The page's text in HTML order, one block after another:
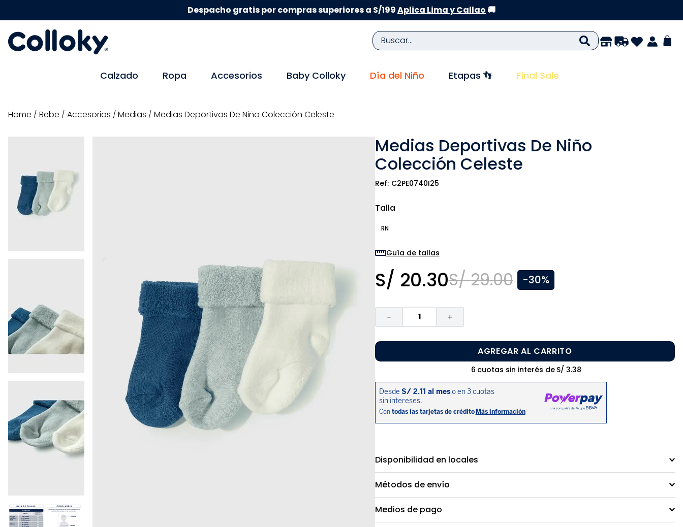
Despacho gratis por compras superiores a S/199Aplica Lima y Callao 🚚
Buscar...
Calzado Ropa Accesorios Baby Colloky Día del Niño Etapas 👣 Final Sale
bebe accesorios medias Medias Deportivas De Niño Colección Celeste
Medias Deportivas De Niño
Colección Celeste
C2PE0740I25
Talla
RN
Guía de tallas
S/ 20.30S/ 29.00 -30%
＋
－
AGREGAR AL CARRITO
6 cuotas sin interés de S/ 3.38
Disponibilidad en locales
Métodos de envío
Medios de pago
TÉRMINOS MÁS BUSCADOS